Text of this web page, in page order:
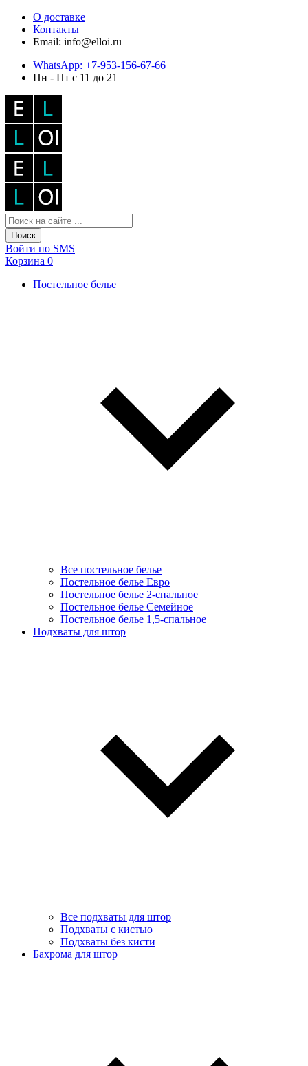
О доставке
Контакты
Email: info@elloi.ru
WhatsApp: +7-953-156-67-66
Пн - Пт с 11 до 21
Поиск
Войти по SMS
Корзина 0
Постельное белье
Все постельное белье
Постельное белье Евро
Постельное белье 2-спальное
Постельное белье Семейное
Постельное белье 1,5-спальное
Подхваты для штор
Все подхваты для штор
Подхваты с кистью
Подхваты без кисти
Бахрома для штор